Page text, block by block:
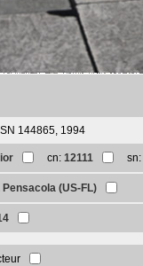
144865, 1994
cn: 12111 sn:
(US-FL)